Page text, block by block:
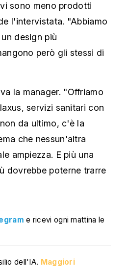
sono meno prodotti
l'intervistata. "Abbiamo
design più
però gli stessi di
la manager. "Offriamo
servizi sanitari con
da ultimo, c'è la
che nessun'altra
ampiezza. E più una
dovrebbe poterne trarre
e ricevi ogni mattina le
dell'IA. Maggiori